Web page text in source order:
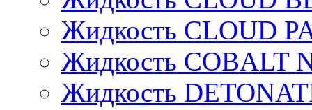
Жидкость CLOUD
Жидкость COBALT
Жидкость